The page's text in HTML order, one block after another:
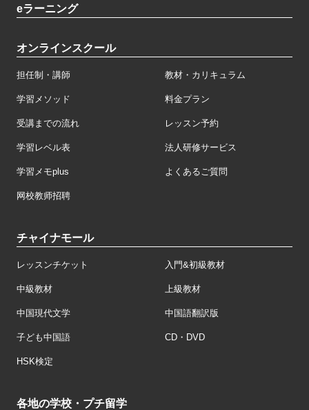
eラーニング
オンラインスクール
担任制・講師 教材・カリキュラム
学習メソッド 料金プラン
受講までの流れ レッスン予約
学習レベル表 法人研修サービス
学習メモplus よくあるご質問
网校教师招聘
チャイナモール
レッスンチケット 入門&初級教材
中級教材 上級教材
中国現代文学 中国語翻訳版
子ども中国語 CD・DVD
HSK検定
各地の学校・プチ留学